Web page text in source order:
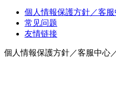
個人情報保護方針／客
常见问题
友情链接
個人情報保護方針／客服中心